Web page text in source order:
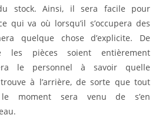
stock. Ainsi, il sera facile pour
qui va où lorsqu’il s’occupera des
quelque chose d’explicite. De
pièces soient entièrement
le personnel à savoir quelle
à l’arrière, de sorte que tout
moment sera venu de s’en